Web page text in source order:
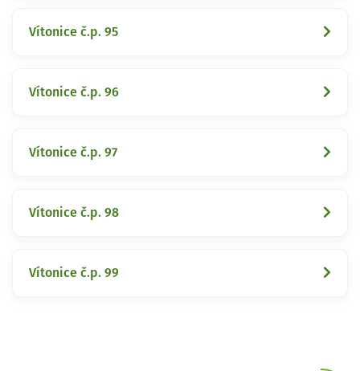
Vítonice č.p. 95
Vítonice č.p. 96
Vítonice č.p. 97
Vítonice č.p. 98
Vítonice č.p. 99